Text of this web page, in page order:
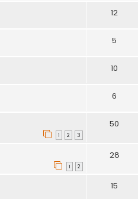
12
5
10
6
1 2 3
50
1 2
28
15